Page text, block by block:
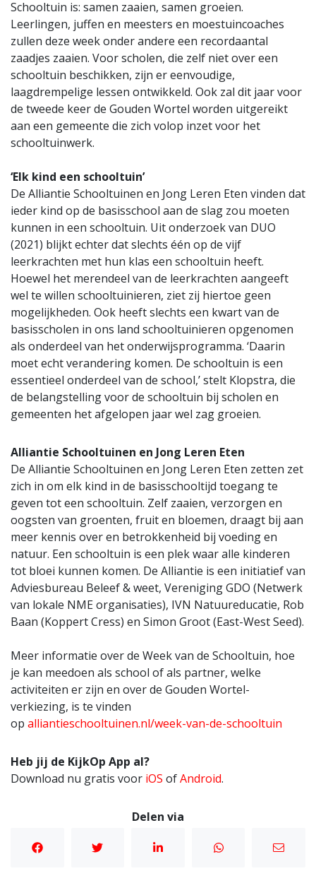
Schooltuin is: samen zaaien, samen groeien.
Leerlingen, juffen en meesters en moestuincoaches
zullen deze week onder andere een recordaantal
zaadjes zaaien. Voor scholen, die zelf niet over een
schooltuin beschikken, zijn er eenvoudige,
laagdrempelige lessen ontwikkeld. Ook zal dit jaar voor
de tweede keer de Gouden Wortel worden uitgereikt
aan een gemeente die zich volop inzet voor het
schooltuinwerk.
‘Elk kind een schooltuin’
De Alliantie Schooltuinen en Jong Leren Eten vinden dat
ieder kind op de basisschool aan de slag zou moeten
kunnen in een schooltuin. Uit onderzoek van DUO
(2021) blijkt echter dat slechts één op de vijf
leerkrachten met hun klas een schooltuin heeft.
Hoewel het merendeel van de leerkrachten aangeeft
wel te willen schooltuinieren, ziet zij hiertoe geen
mogelijkheden. Ook heeft slechts een kwart van de
basisscholen in ons land schooltuinieren opgenomen
als onderdeel van het onderwijsprogramma. ‘Daarin
moet echt verandering komen. De schooltuin is een
essentieel onderdeel van de school,’ stelt Klopstra, die
de belangstelling voor de schooltuin bij scholen en
gemeenten het afgelopen jaar wel zag groeien.
Alliantie Schooltuinen en Jong Leren Eten
De Alliantie Schooltuinen en Jong Leren Eten zetten zet
zich in om elk kind in de basisschooltijd toegang te
geven tot een schooltuin. Zelf zaaien, verzorgen en
oogsten van groenten, fruit en bloemen, draagt bij aan
meer kennis over en betrokkenheid bij voeding en
natuur. Een schooltuin is een plek waar alle kinderen
tot bloei kunnen komen. De Alliantie is een initiatief van
Adviesbureau Beleef & weet, Vereniging GDO (Netwerk
van lokale NME organisaties), IVN Natuureducatie, Rob
Baan (Koppert Cress) en Simon Groot (East-West Seed).
Meer informatie over de Week van de Schooltuin, hoe
je kan meedoen als school of als partner, welke
activiteiten er zijn en over de Gouden Wortel-
verkiezing, is te vinden
op alliantieschooltuinen.nl/week-van-de-schooltuin
Heb jij de KijkOp App al?
Download nu gratis voor iOS ofAndroid.
Delen via